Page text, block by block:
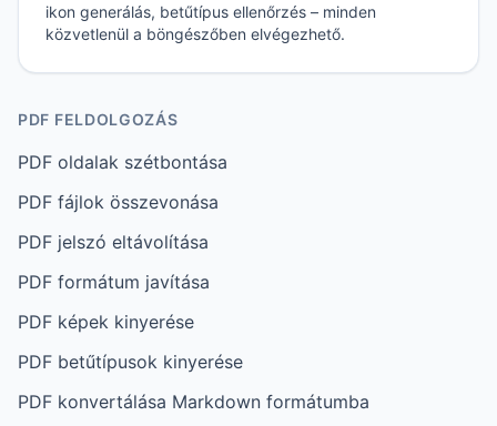
ikon generálás, betűtípus ellenőrzés – minden
közvetlenül a böngészőben elvégezhető.
PDF FELDOLGOZÁS
PDF oldalak szétbontása
PDF fájlok összevonása
PDF jelszó eltávolítása
PDF formátum javítása
PDF képek kinyerése
PDF betűtípusok kinyerése
PDF konvertálása Markdown formátumba